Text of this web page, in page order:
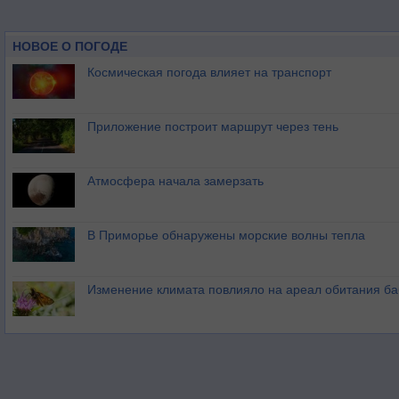
НОВОЕ О ПОГОДЕ
Космическая погода влияет на транспорт
Приложение построит маршрут через тень
Атмосфера начала замерзать
В Приморье обнаружены морские волны тепла
Изменение климата повлияло на ареал обитания